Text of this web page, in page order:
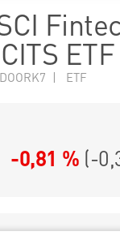
| ETF
-0,81 % (-